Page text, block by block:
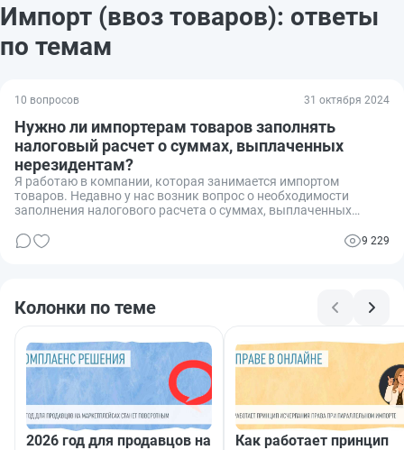
Импорт (ввоз товаров): ответы
по темам
10 вопросов 31 октября 2024
Нужно ли импортерам товаров заполнять
налоговый расчет о суммах, выплаченных
нерезидентам?
Я работаю в компании, которая занимается импортом
товаров. Недавно у нас возник вопрос о необходимости
заполнения налогового расчета о суммах, выплаченных
импортеры, заполнять этот документ, и если да, то какие
9 229
Колонки по теме
2026 год для продавцов на
Как работает принцип